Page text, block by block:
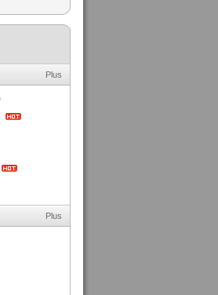
Plus
Plus